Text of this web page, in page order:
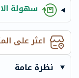
سهولة
اعثر على
نظرة عامة